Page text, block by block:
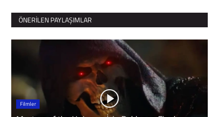
ÖNERILEN PAYLAŞIMLAR
Filmler